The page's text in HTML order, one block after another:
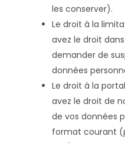
les conserver).
Le droit à la
avez le droit
demander de
données
Le droit à la
avez le droit de
de vos données
format courant